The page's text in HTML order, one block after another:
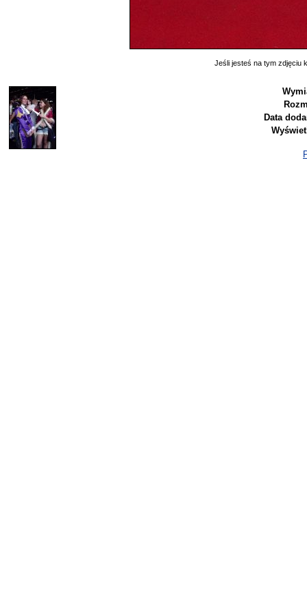
Jeśli jesteś na tym zdjęciu
Data